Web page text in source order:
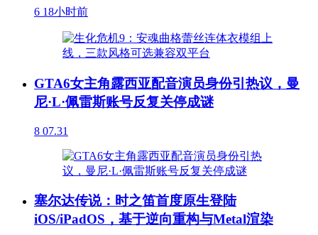
6 18小时前
GTA6女主角露西亚配音演员身份引热议，曼
尼·L·佩雷斯账号反复关停成谜
8 07.31
塞尔达传说：时之笛首度原生登陆
iOS/iPadOS，基于逆向重构与Metal渲染